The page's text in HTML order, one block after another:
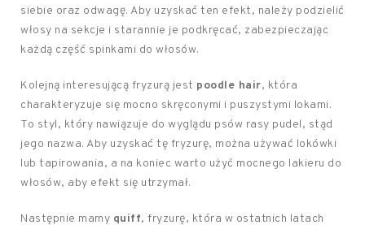
siebie oraz odwagę. Aby uzyskać ten efekt, należy podzielić
włosy na sekcje i starannie je podkręcać, zabezpieczając
każdą część spinkami do włosów.
Kolejną interesującą fryzurą jest poodle hair, która
charakteryzuje się mocno skręconymi i puszystymi lokami.
To styl, który nawiązuje do wyglądu psów rasy pudel, stąd
jego nazwa. Aby uzyskać tę fryzurę, można używać lokówki
lub tapirowania, a na koniec warto użyć mocnego lakieru do
włosów, aby efekt się utrzymał.
Następnie mamy quiff, fryzurę, która w ostatnich latach